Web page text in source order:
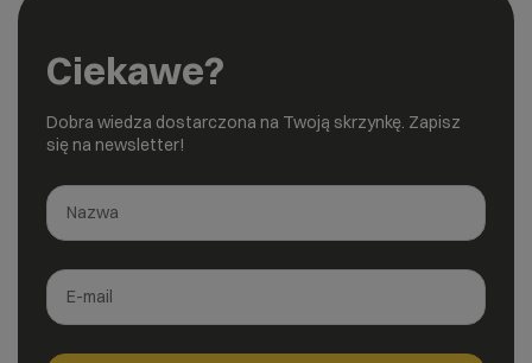
Ciekawe?
Dobra wiedza dostarczona na Twoją skrzynkę. Zapisz
się na newsletter!